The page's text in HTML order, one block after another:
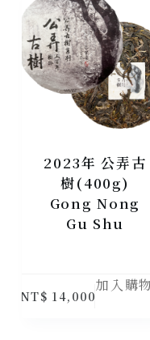
2023年 公弄古
樹(400g)
Gong Nong
Gu Shu
NT$ 14,000
加入購